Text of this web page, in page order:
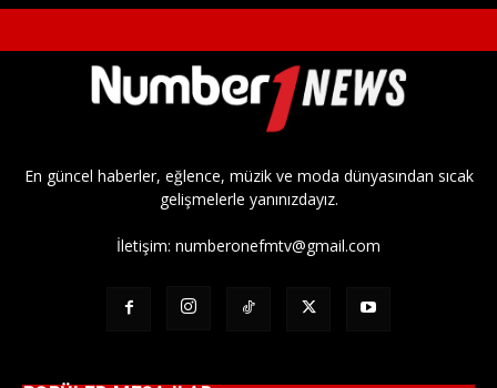
En güncel haberler, eğlence, müzik ve moda dünyasından sıcak
gelişmelerle yanınızdayız.
İletişim: numberonefmtv@gmail.com